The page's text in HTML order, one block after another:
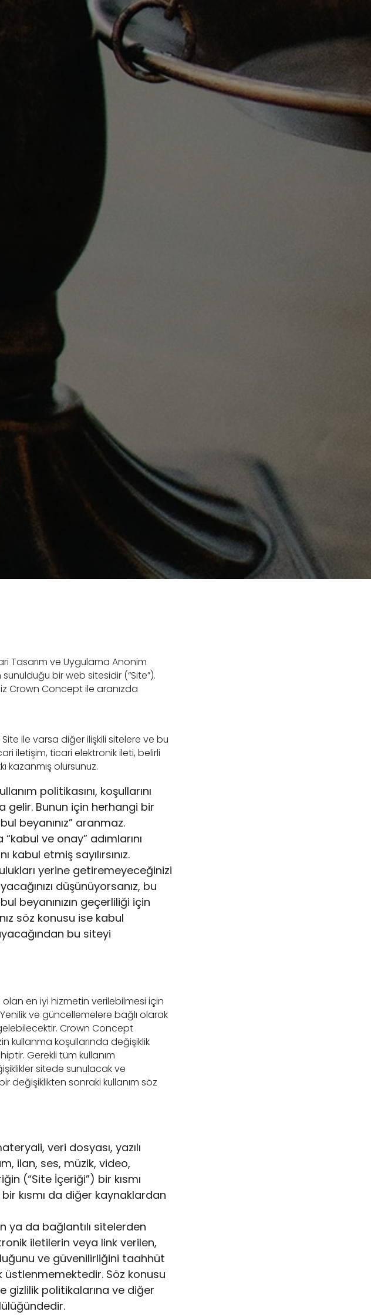
ve Uygulama Anonim
bir web sitesidir (“Site”).
Crown Concept ile aranızda
ile varsa diğer ilişkili sitelere ve bu
iletişim, ticari elektronik ileti, belirli
kazanmış olursunuz.
politikasını, koşullarını
gelir. Bunun için herhangi bir
beyanınız” aranmaz.
ve onay” adımlarını
kabul etmiş sayılırsınız.
yerine getiremeyeceğinizi
düşünüyorsanız, bu
beyanınızın geçerliliği için
söz konusu ise kabul
bu siteyi
en iyi hizmetin verilebilmesi için
ve güncellemelere bağlı olarak
Crown Concept
koşullarında değişiklik
Gerekli tüm kullanım
sitede sunulacak ve
değişiklikten sonraki kullanım söz
veri dosyası, yazılı
ilan, ses, müzik, video,
(“Site İçeriği”) bir kısmı
kısmı da diğer kaynaklardan
da bağlantılı sitelerden
iletilerin veya link verilen,
ve güvenilirliğini taahhüt
Söz konusu
gizlilik politikalarına ve diğer